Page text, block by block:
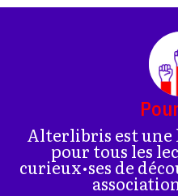
Alterlibris est
pour tous les
curieux•ses de